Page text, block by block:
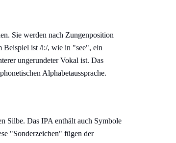
Sie werden nach Zungenposition
Beispiel ist /i:/, wie in "see", ein
ungerundeter Vokal ist. Das
Alphabetaussprache.
Silbe. Das IPA enthält auch Symbole
"Sonderzeichen" fügen der